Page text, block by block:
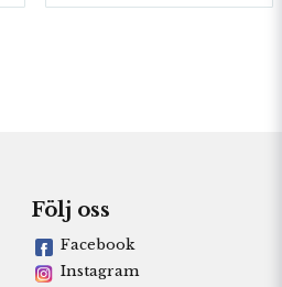
Följ oss
Facebook
Instagram